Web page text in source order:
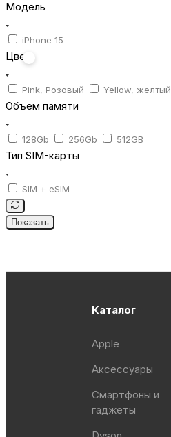
Модель
iPhone 15
Цвет
Pink, Розовый Yellow, желтый
Объем памяти
128Gb 256Gb 512GB
Тип SIM-карты
SIM + eSIM
Показать
Каталог
Apple
Аксессуары
Смартфоны и
гаджеты